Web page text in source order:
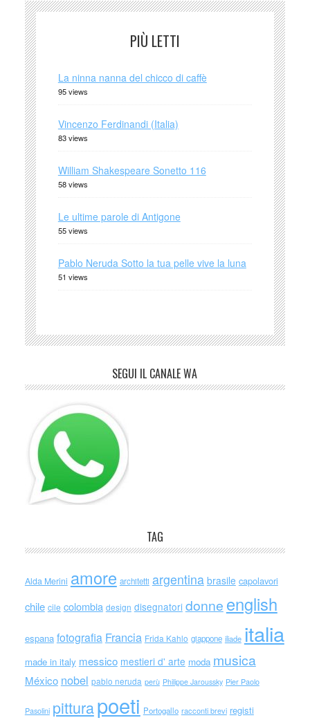
PIÙ LETTI
La ninna nanna del chicco di caffè
95 views
Vincenzo Ferdinandi (Italia)
83 views
William Shakespeare Sonetto 116
58 views
Le ultime parole di Antigone
55 views
Pablo Neruda Sotto la tua pelle vive la luna
51 views
SEGUI IL CANALE WA
TAG
Alda Merini amore architetti argentina brasile capolavori
chile cile colombia design disegnatori donne english
espana fotografia Francia Frida Kahlo giappone iliade italia
made in italy messico mestieri d' arte moda musica
México nobel pablo neruda perù Philippe Jaroussky Pier Paolo
Pasolini pitturapoeti Portogallo racconti brevi registi